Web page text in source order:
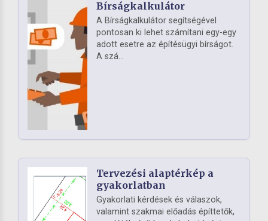
Bírságkalkulátor
A Bírságkalkulátor segítségével
pontosan ki lehet számítani egy-egy
adott esetre az építésügyi bírságot.
A szá...
Tervezési alaptérkép a
gyakorlatban
Gyakorlati kérdések és válaszok,
valamint szakmai előadás építtetők,